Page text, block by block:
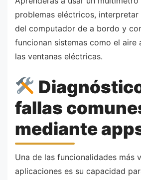
problemas eléctricos,
del computador de a bordo y
funcionan sistemas como el aire
las ventanas eléctricas.
fallas
mediante
Una de las funcionalidades más
aplicaciones es su capacidad